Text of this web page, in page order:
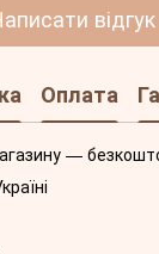
відгук
Оплата
—